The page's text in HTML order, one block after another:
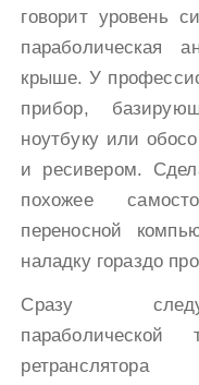
говорит уровень
параболическая
крыше. У
прибор,
ноутбуку или
и ресивером.
похожее
переносной
наладку гораздо
Сразу